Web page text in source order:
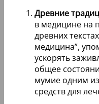
Древние
в медицине на
древних
медицина”,
ускорять
общее
мумие одним
средств для